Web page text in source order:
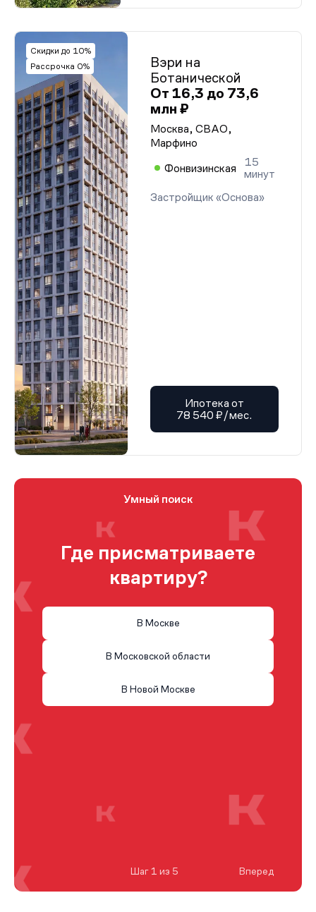
Скидки до 10%
Рассрочка 0%
Вэри на
Ботанической
От 16,3 до 73,6
млн ₽
Москва, СВАО,
Марфино
Фонвизинская
15
минут
Застройщик «Основа»
Ипотека от
78 540 ₽/мес.
Умный поиск
Где присматриваете
квартиру?
В Москве
В Московской области
В Новой Москве
Шаг 1 из 5 Вперед